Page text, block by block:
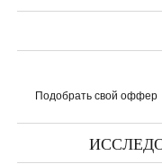
Подобрать свой оффер